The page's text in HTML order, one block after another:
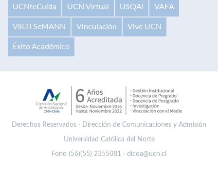
UCNteCuida UCN Virtual USQAI VAEA
VilLTI SeMANN Vinculación Vive UCN
Éxito Académico
Derechos Reservados · Dirección de Comunicaciones y Admisión
Universidad Católica del Norte
Fono (56)(55) 2355081 · dicoa@ucn.cl